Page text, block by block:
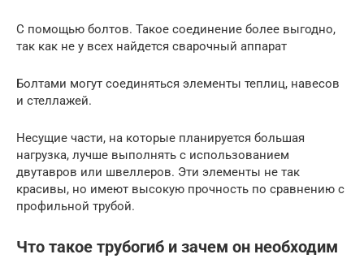
С помощью болтов. Такое соединение более выгодно,
так как не у всех найдется сварочный аппарат
Болтами могут соединяться элементы теплиц, навесов
и стеллажей.
Несущие части, на которые планируется большая
нагрузка, лучше выполнять с использованием
двутавров или швеллеров. Эти элементы не так
красивы, но имеют высокую прочность по сравнению с
профильной трубой.
Что такое трубогиб и зачем он необходим